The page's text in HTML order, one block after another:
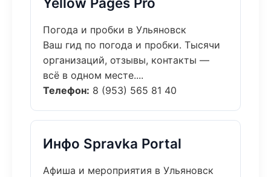
Погода и пробки в Ульяновск
Ваш гид по погода и пробки. Тысячи
организаций, отзывы, контакты —
всё в одном месте....
Телефон: 8 (953) 565 81 40
Инфо Spravka Portal
Афиша и мероприятия в Ульяновск